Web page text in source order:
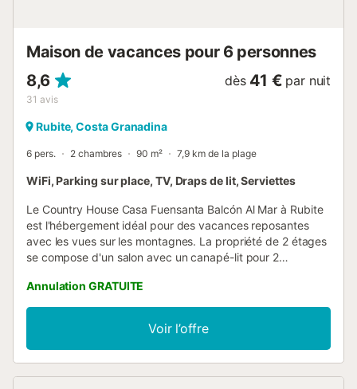
Maison de vacances pour 6 personnes
8,6
31 avis
dès 41 € par nuit
Rubite, Costa Granadina
6 pers. 2 chambres 90 m² 7,9 km de la plage
WiFi, Parking sur place, TV, Draps de lit, Serviettes
Le Country House Casa Fuensanta Balcón Al Mar à Rubite
est l'hébergement idéal pour des vacances reposantes
avec les vues sur les montagnes. La propriété de 2 étages
se compose d'un salon avec un canapé-lit pour 2
d'une salle de bain et peut donc accueillir 6 personnes. Les
équipements supplémentaires comprennent un Wi-Fi haut
débit (permettant des appels vidéo), une télévision ainsi
qu'une machine à laver. De plus, il y a des ventilateurs
dans toutes les pièces car la maison possède une isolation
Annulation GRATUITE
Voir l’offre